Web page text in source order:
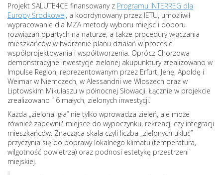
Projekt SALUTE4CE finansowany z Programu INTERREG dla
Europy Środkowej, a koordynowany przez IETU, umożliwił
wypracowanie dla MZA metody wyboru miejsc i doboru
rozwiązań opartych na naturze, a także procedury włączania
mieszkańców w tworzenie planu działań w procesie
współprojektowania i współtworzenia. Oprócz Chorzowa
demonstracyjne inwestycje zielonej akupunktury zrealizowano w
Impulse Region, reprezentowanym przez Erfurt, Jenę, Apoldę i
Weimar w Niemczech, w Alessandrii we Włoszech oraz w
Liptowskim Mikułaszu w północnej Słowacji. Łącznie w projekcie
zrealizowano 16 małych, zielonych inwestycji.
Każda „zielona igła” nie tylko wprowadza zieleń, ale może
również zapewnić miejsce do wypoczynku, rekreacji czy integracji
mieszkańców. Znacząca skala czyli liczba „zielonych ukłuć”
przyczynia się do poprawy lokalnego klimatu (temperatura,
wilgotność powietrza) oraz podnosi estetykę przestrzeni
miejskiej.